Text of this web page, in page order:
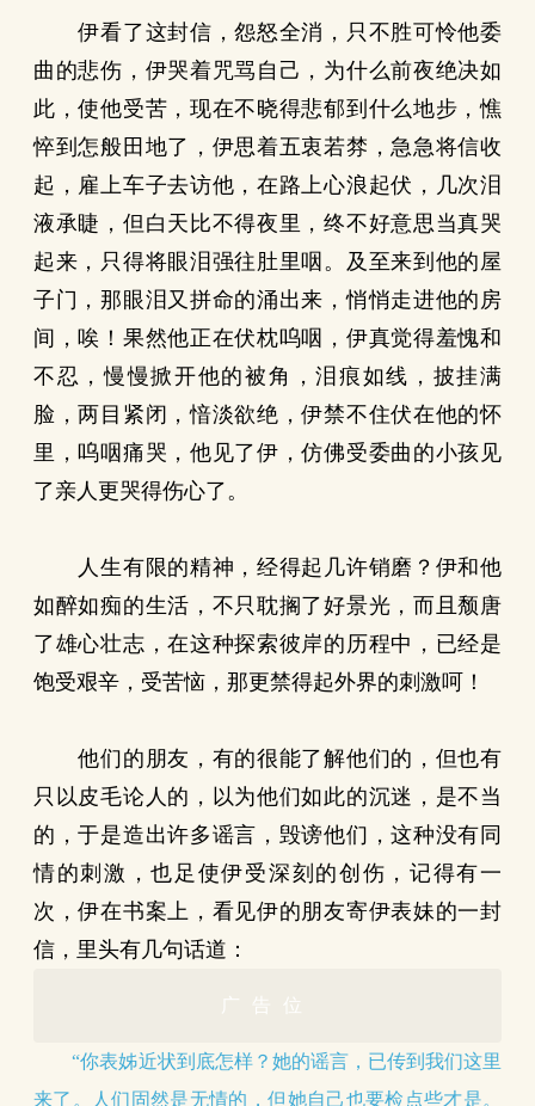
伊看了这封信，怨怒全消，只不胜可怜他委
曲的悲伤，伊哭着咒骂自己，为什么前夜绝决如
此，使他受苦，现在不晓得悲郁到什么地步，憔
悴到怎般田地了，伊思着五衷若棼，急急将信收
起，雇上车子去访他，在路上心浪起伏，几次泪
液承睫，但白天比不得夜里，终不好意思当真哭
起来，只得将眼泪强往肚里咽。及至来到他的屋
子门，那眼泪又拼命的涌出来，悄悄走进他的房
间，唉！果然他正在伏枕呜咽，伊真觉得羞愧和
不忍，慢慢掀开他的被角，泪痕如线，披挂满
脸，两目紧闭，愔淡欲绝，伊禁不住伏在他的怀
里，呜咽痛哭，他见了伊，仿佛受委曲的小孩见
了亲人更哭得伤心了。
人生有限的精神，经得起几许销磨？伊和他
如醉如痴的生活，不只耽搁了好景光，而且颓唐
了雄心壮志，在这种探索彼岸的历程中，已经是
饱受艰辛，受苦恼，那更禁得起外界的刺激呵！
他们的朋友，有的很能了解他们的，但也有
只以皮毛论人的，以为他们如此的沉迷，是不当
的，于是造出许多谣言，毁谤他们，这种没有同
情的刺激，也足使伊受深刻的创伤，记得有一
次，伊在书案上，看见伊的朋友寄伊表妹的一封
信，里头有几句话道：
广告位
“你表姊近状到底怎样？她的谣言，已传到我们这里
来了。人们固然是无情的，但她自己也要检点些才是。